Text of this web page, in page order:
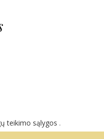
teikimo sąlygos .